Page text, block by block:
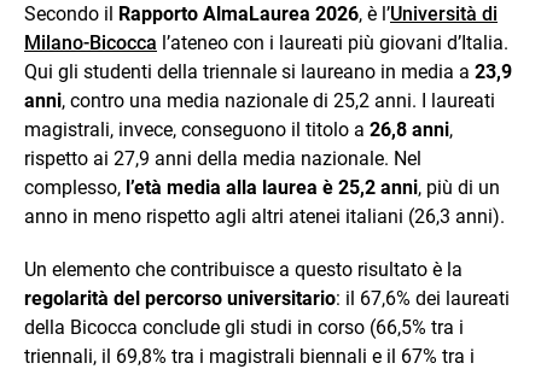
Secondo il Rapporto AlmaLaurea 2026, è l’Università di
Milano-Bicocca l’ateneo con i laureati più giovani d’Italia.
Qui gli studenti della triennale si laureano in media a 23,9
anni, contro una media nazionale di 25,2 anni. I laureati
magistrali, invece, conseguono il titolo a 26,8 anni,
rispetto ai 27,9 anni della media nazionale. Nel
complesso, l’età media alla laurea è 25,2 anni, più di un
anno in meno rispetto agli altri atenei italiani (26,3 anni).
Un elemento che contribuisce a questo risultato è la
regolarità del percorso universitario: il 67,6% dei laureati
della Bicocca conclude gli studi in corso (66,5% tra i
triennali, il 69,8% tra i magistrali biennali e il 67% tra i